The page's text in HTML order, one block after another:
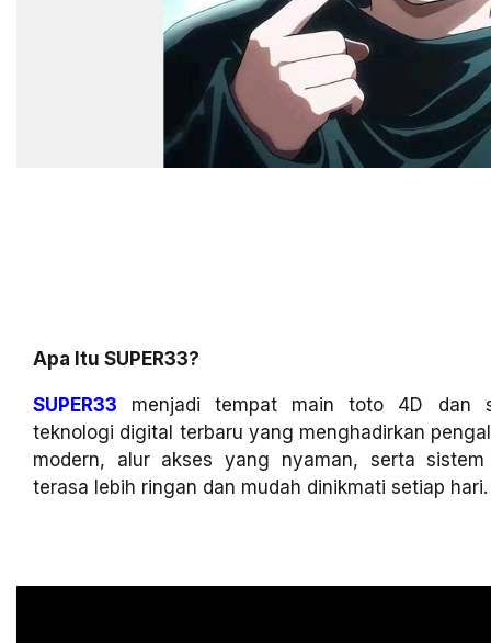
Apa Itu SUPER33?
SUPER33 menjadi tempat main toto 4D dan
teknologi digital terbaru yang menghadirkan
modern, alur akses yang nyaman, serta
terasa lebih ringan dan mudah dinikmati setiap hari.